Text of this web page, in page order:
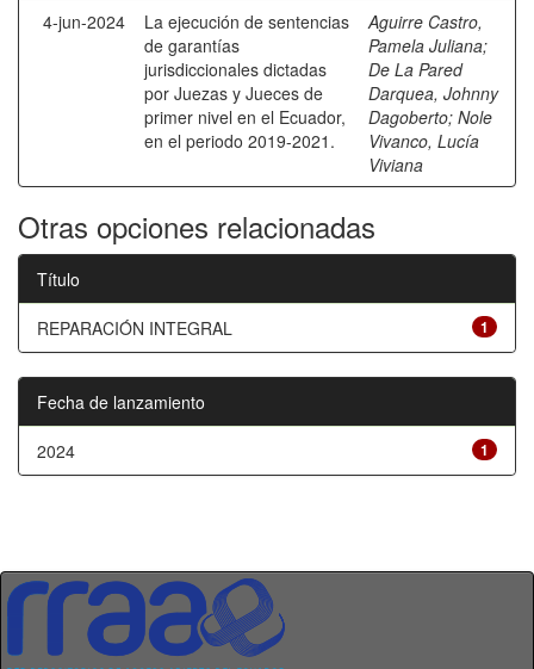
4-jun-2024
La ejecución de sentencias
de garantías
jurisdiccionales dictadas
por Juezas y Jueces de
primer nivel en el Ecuador,
en el periodo 2019-2021.
Aguirre Castro,
Pamela Juliana;
De La Pared
Darquea, Johnny
Dagoberto; Nole
Vivanco, Lucía
Viviana
Otras opciones relacionadas
Título
1
REPARACIÓN INTEGRAL
Fecha de lanzamiento
1
2024